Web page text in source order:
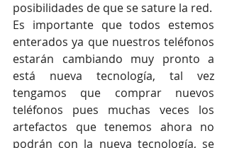
Es importante que todos estemos
enterados ya que nuestros teléfonos
estarán cambiando muy pronto a
está nueva tecnología, tal vez
tengamos que comprar nuevos
teléfonos pues muchas veces los
artefactos que tenemos ahora no
podrán con la nueva tecnología, se